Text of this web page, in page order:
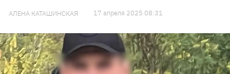
АЛЕНА КАТАШИНСКАЯ 17 апреля 2025 08:31